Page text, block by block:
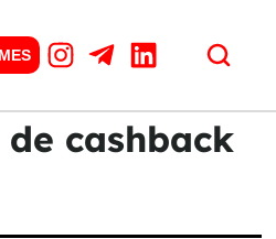
cashback